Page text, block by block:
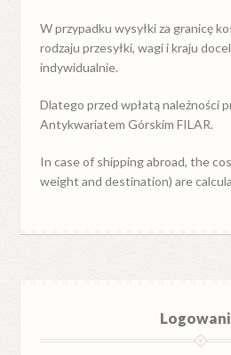
W przypadkuwysyłkiza granicę
rodzaju przesyłki, wagi i kraju
indywidualnie.
Dlatego przed wpłatą należności
Antykwariatem Górskim FILAR.
In case of shipping abroad, the
weight and destination) are